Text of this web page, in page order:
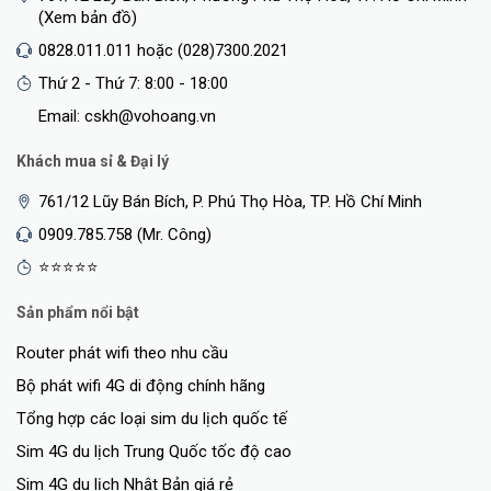
(Xem bản đồ)
0828.011.011 hoặc (028)7300.2021
Thứ 2 - Thứ 7: 8:00 - 18:00
Email: cskh@vohoang.vn
Khách mua sỉ & Đại lý
761/12 Lũy Bán Bích, P. Phú Thọ Hòa, TP. Hồ Chí Minh
0909.785.758 (Mr. Công)
⭐⭐⭐⭐⭐
Sản phẩm nổi bật
Router phát wifi theo nhu cầu
Bộ phát wifi 4G di động chính hãng
Tổng hợp các loại sim du lịch quốc tế
Sim 4G du lịch Trung Quốc tốc độ cao
Sim 4G du lịch Nhật Bản giá rẻ